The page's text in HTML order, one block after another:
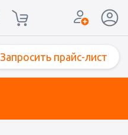
Запросить прайс-лист